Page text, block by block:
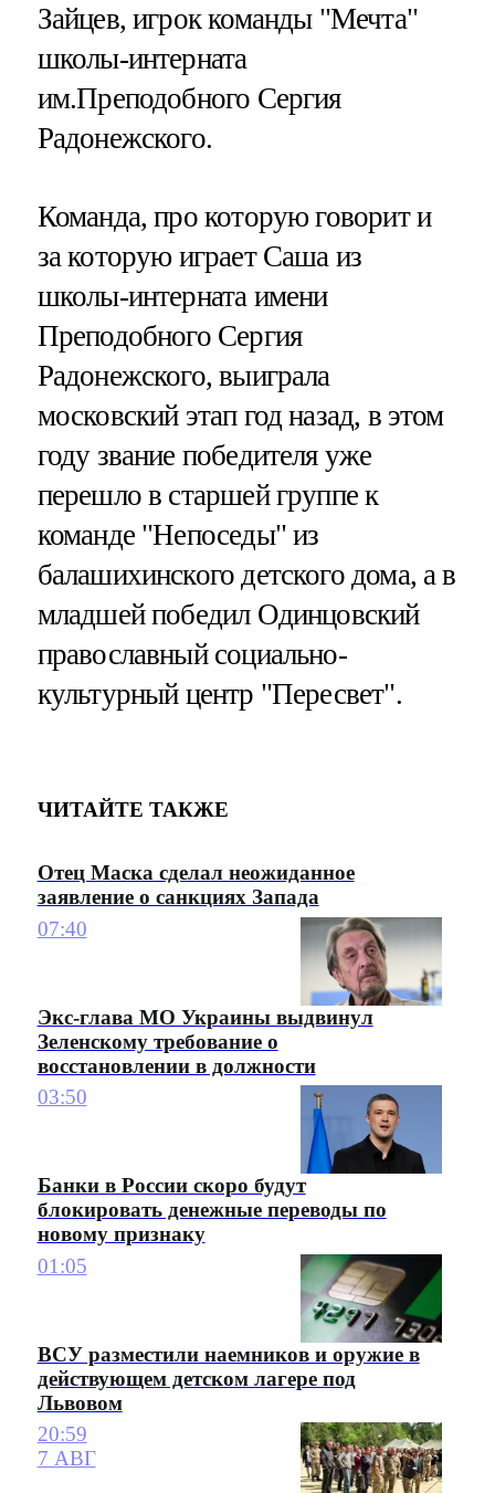
Зайцев, игрок команды "Мечта"
школы-интерната
им.Преподобного Сергия
Радонежского.
Команда, про которую говорит и
за которую играет Саша из
школы-интерната имени
Преподобного Сергия
Радонежского, выиграла
московский этап год назад, в этом
году звание победителя уже
перешло в старшей группе к
команде "Непоседы" из
балашихинского детского дома, а в
младшей победил Одинцовский
православный социально-
культурный центр "Пересвет".
ЧИТАЙТЕ ТАКЖЕ
Отец Маска сделал неожиданное
заявление о санкциях Запада
07:40
Экс-глава МО Украины выдвинул
Зеленскому требование о
восстановлении в должности
03:50
Банки в России скоро будут
блокировать денежные переводы по
новому признаку
01:05
ВСУ разместили наемников и оружие в
действующем детском лагере под
Львовом
20:59
7 АВГ